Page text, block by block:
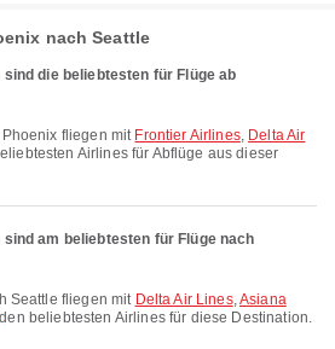
nach Seattle
die beliebtesten für Flüge ab
Phoenix fliegen mit Frontier Airlines, Delta Air
Airlines für Abflüge aus dieser
am beliebtesten für Flüge nach
Seattle fliegen mit Delta Air Lines,Asiana
beliebtesten Airlines für diese Destination.